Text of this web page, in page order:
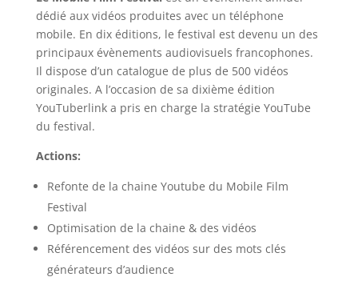
dédié aux vidéos produites avec un téléphone
mobile. En dix éditions, le festival est devenu un des
principaux évènements audiovisuels francophones.
Il dispose d’un catalogue de plus de 500 vidéos
originales. A l’occasion de sa dixième édition
YouTuberlink a pris en charge la stratégie YouTube
du festival.
Actions:
Refonte de la chaine Youtube du Mobile Film
Festival
Optimisation de la chaine & des vidéos
Référencement des vidéos sur des mots clés
générateurs d’audience